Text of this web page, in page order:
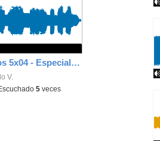
Los funáticos 5x04 - Especial despedida y chiste de la selva
V.
5veces